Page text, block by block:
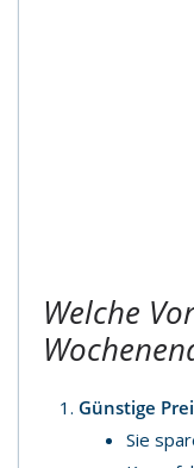
Welche
Günstige
Sie